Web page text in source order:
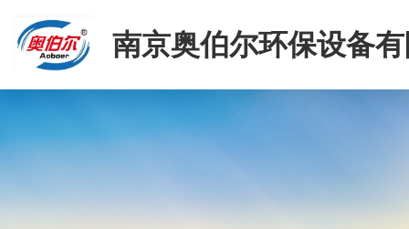
南京奥伯尔环保设备